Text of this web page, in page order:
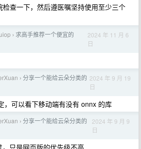
查一下，然后遵医嘱坚持使用至少三个
› 求高手推荐一个便宜的
2024 年 11 月 6
日
› 分享一个能给云朵分类的 2024 年 9 月 19
日
，可以看下移动端有没有 onnx 的库
› 分享一个能给云朵分类的
2024 年 9 月 9
日
，只是网页版的优先级不高